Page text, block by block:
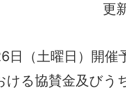
更
日（土曜日）開催
ける協賛金及びう